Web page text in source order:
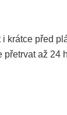
krátce před
až 24